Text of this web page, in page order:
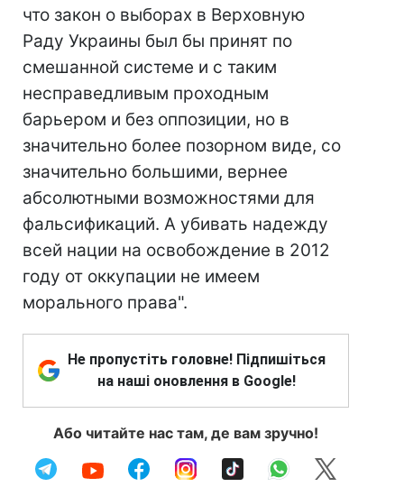
что закон о выборах в Верховную
Раду Украины был бы принят по
смешанной системе и с таким
несправедливым проходным
барьером и без оппозиции, но в
значительно более позорном виде, со
значительно большими, вернее
абсолютными возможностями для
фальсификаций. А убивать надежду
всей нации на освобождение в 2012
году от оккупации не имеем
морального права".
Не пропустіть головне! Підпишіться
на наші оновлення в Google!
Або читайте нас там, де вам зручно!